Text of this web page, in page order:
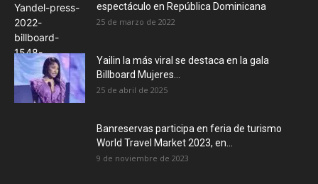
espectáculo en República Dominicana
25 de marzo de 2022
Yailin la más viral se destaca en la gala
Billboard Mujeres...
25 de abril de 2025
Banreservas participa en feria de turismo
World Travel Market 2023, en...
9 de noviembre de 2023